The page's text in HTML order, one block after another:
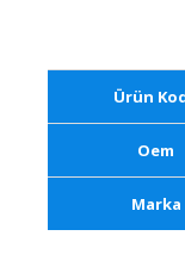
Ürün
Oem
Marka